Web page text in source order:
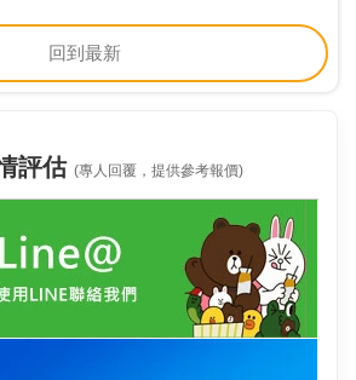
回到最新
評估 (專人回覆，提供參考報價)